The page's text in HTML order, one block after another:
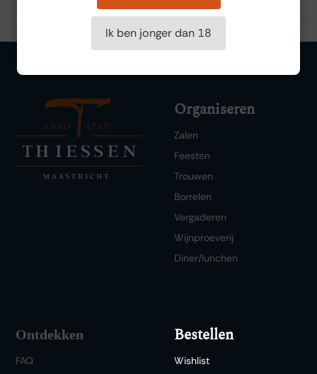
Organiseren
Zalen
Feesten
Trouwen
Borrelen
Vergaderen
Wijnproeverij
Diner/lunchen
Ontdekken
FAQ
Bestellen
Wishlist
Ik ben jonger dan 18